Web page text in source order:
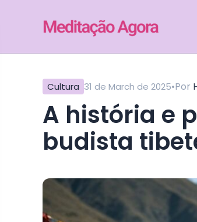
Cultura 31 de March de 2025•Por
A história e preservação da meditação
budista